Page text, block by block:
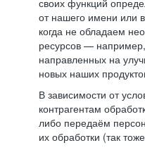
своих функций
от нашего имени или
когда не обладаем
ресурсов —
направленных на
новых наших
В зависимости от
контрагентам
либо передаём
их обработки (так